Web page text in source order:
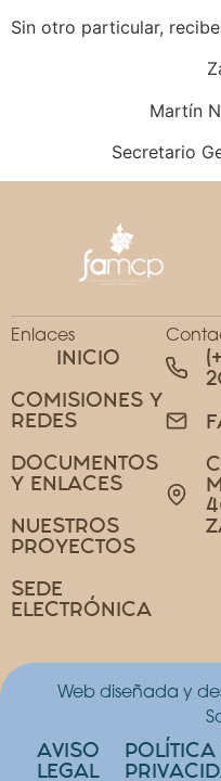
Sin otro particular,
Martín
Secretario
Enlaces
INICIO
COMISIONES Y
REDES
DOCUMENTOS
Y ENLACES
NUESTROS
PROYECTOS
SEDE
ELECTRÓNICA
Web diseñada y
AVISO
LEGAL
POLÍTICA